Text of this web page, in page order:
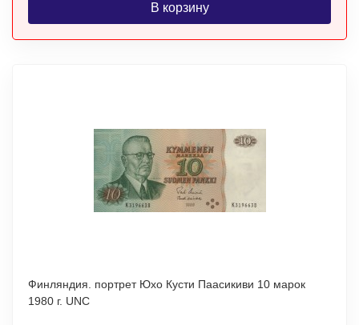
В корзину
Финляндия. портрет Юхо Кусти Паасикиви 10 марок
1980 г. UNC